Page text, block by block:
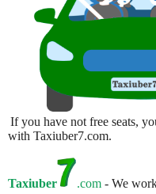
If you have not free seats,
with Taxiuber7.com.
Taxiuber .com - We